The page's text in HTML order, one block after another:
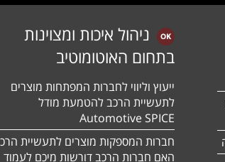
ניהול איכות ומצוינות
בתחום האוטומוטיב
ייעוץ וליווי לחברות המפתחות מוצרים
לתעשיית הרכב להטמעת מודל
Automotive SPICE
חברות המספקות מוצרים לתעשיית
האם חברות הרכב דורשות מיכם לעמוד